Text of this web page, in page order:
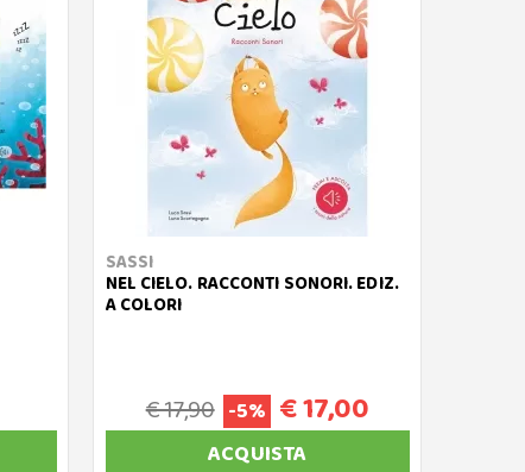
SASSI
NEL CIELO. RACCONTI SONORI. EDIZ.
A COLORI
€ 17,90 -5% € 17,00
ACQUISTA